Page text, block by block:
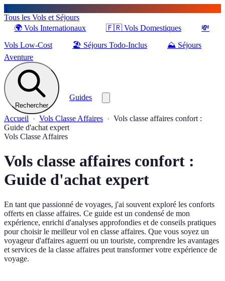
T
Tous les Vols et Séjours
🌍 Vols Internationaux 🇫🇷 Vols Domestiques
💸
Vols Low-Cost
🏖️ Séjours Todo-Inclus ⛰️ Séjours
Aventure
Rechercher
Guides
Accueil Vols Classe Affaires
Vols classe affaires confort :
Guide d'achat expert
Vols Classe Affaires
Vols classe affaires confort :
Guide d'achat expert
En tant que passionné de voyages, j'ai souvent exploré les conforts
offerts en classe affaires. Ce guide est un condensé de mon
expérience, enrichi d'analyses approfondies et de conseils pratiques
pour choisir le meilleur vol en classe affaires. Que vous soyez un
voyageur d'affaires aguerri ou un touriste, comprendre les avantages
et services de la classe affaires peut transformer votre expérience de
voyage.